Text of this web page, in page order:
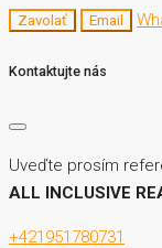
Zavolať Email
Kontaktujte nás
Uveďte prosím
ALL INCLUSIVE
+421951780731